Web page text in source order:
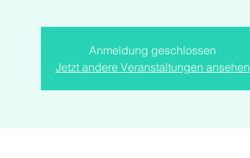
Anmeldung geschlossen
Jetzt andere Veranstaltungen ansehen